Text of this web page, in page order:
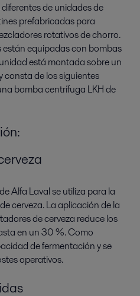
de unidades de
prefabricadas para
rotativos de chorro.
están equipadas con bombas
está montada sobre un
consta de los siguientes
bomba centrífuga LKH de
Alfa Laval se utiliza para la
cerveza. La aplicación de la
de cerveza reduce los
en un 30 %. Como
de fermentación y se
operativos.